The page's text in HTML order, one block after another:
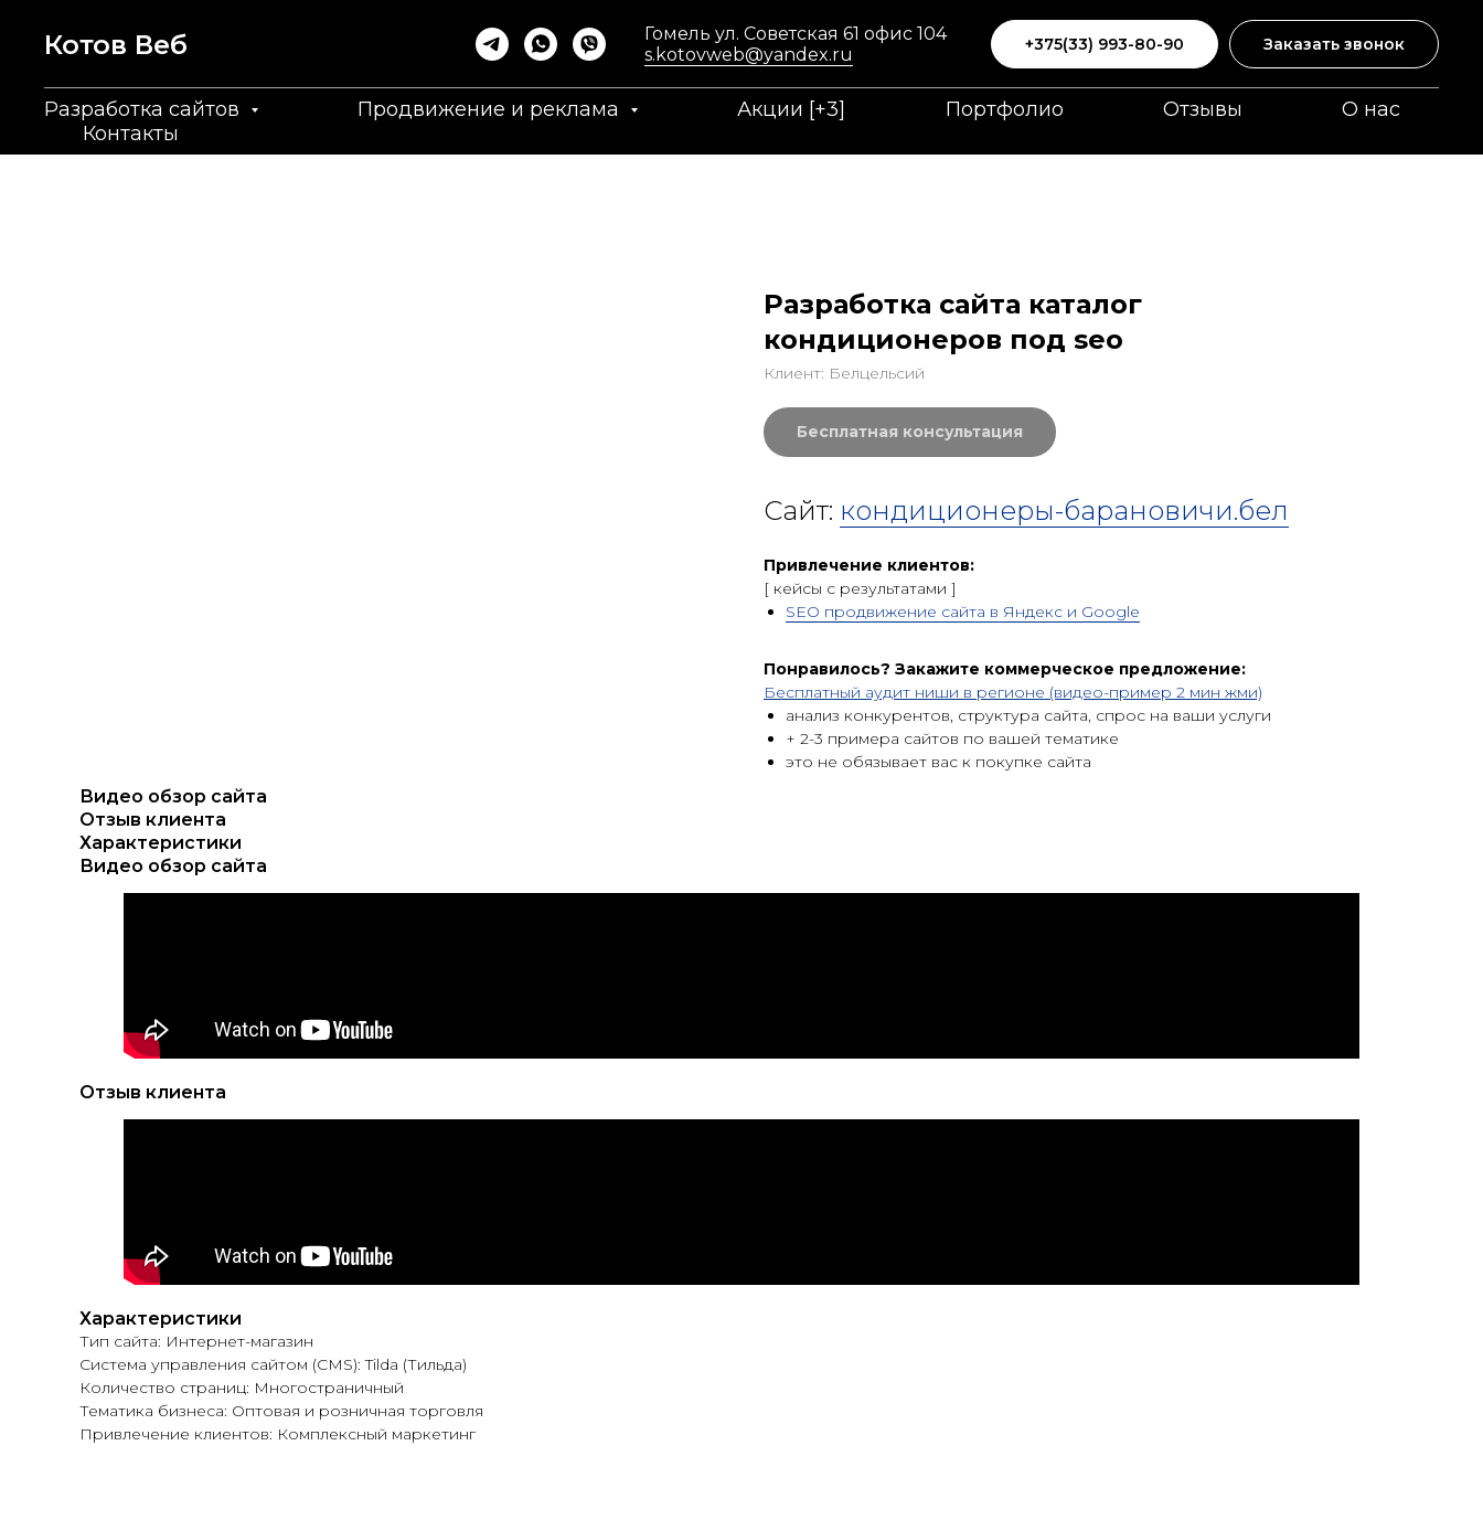
Котов Вeб
Гомель ул. Советская 61 офис 104
s.kotovweb@yandex.ru
+375(33) 993-80-90 Заказать звонок
Разработка сайтов Продвижение и реклама Акции [+3] Портфолио Отзывы
О нас
Контакты
Разработка сайта каталог
кондиционеров под seo
Клиент: Белцельсий
Бесплатная консультация
Сайт: кондиционеры-барановичи.бел
Привлечение клиентов:
[ кейсы c результатами ]
SEO продвижение сайта в Яндекc и Google
Понравилось? Закажите коммерческое предложение:
Бесплатный аудит ниши в регионе (видео-пример 2 мин жми)
анализ конкурентов, структура сайта, спрос на ваши услуги
+ 2-3 примера сайтов по вашей тематике
это не обязывает вас к покупке сайта
Видео обзор сайта
Отзыв клиента
Характеристики
Видео обзор сайта
Отзыв клиента
Характеристики
Тип сайта: Интернет-магазин
Система управления сайтом (CMS): Tilda (Тильда)
Количество страниц: Многостраничный
Тематика бизнеса: Оптовая и розничная торговля
Привлечение клиентов: Комплексный маркетинг